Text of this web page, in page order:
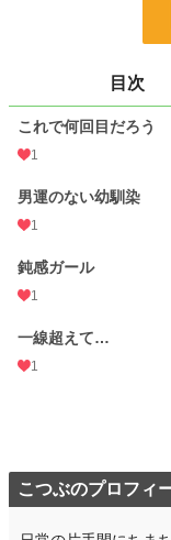
さらっと読める短めスト
大丈夫な方のみどうぞ。
小説 228,667 位 /
文字数
更新日時
初回公開日時
月間ポイント 0 pt
目次
これで何回目だろう
1
男運のない幼馴染
1
鈍感ガール
1
一線超えて…
1
こつぶのプロフィ